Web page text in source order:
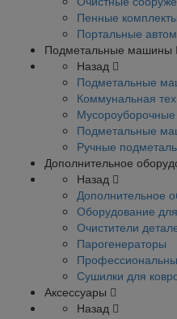
Пенные
Портальные
Подметальные машины
Назад
Подметальные
Коммунальная
Подметальные
Ручные
Дополнительное
Назад
Дополнительное
Оборудование
Очистители
Парогенераторы
Сушилки для
Аксессуары
Назад